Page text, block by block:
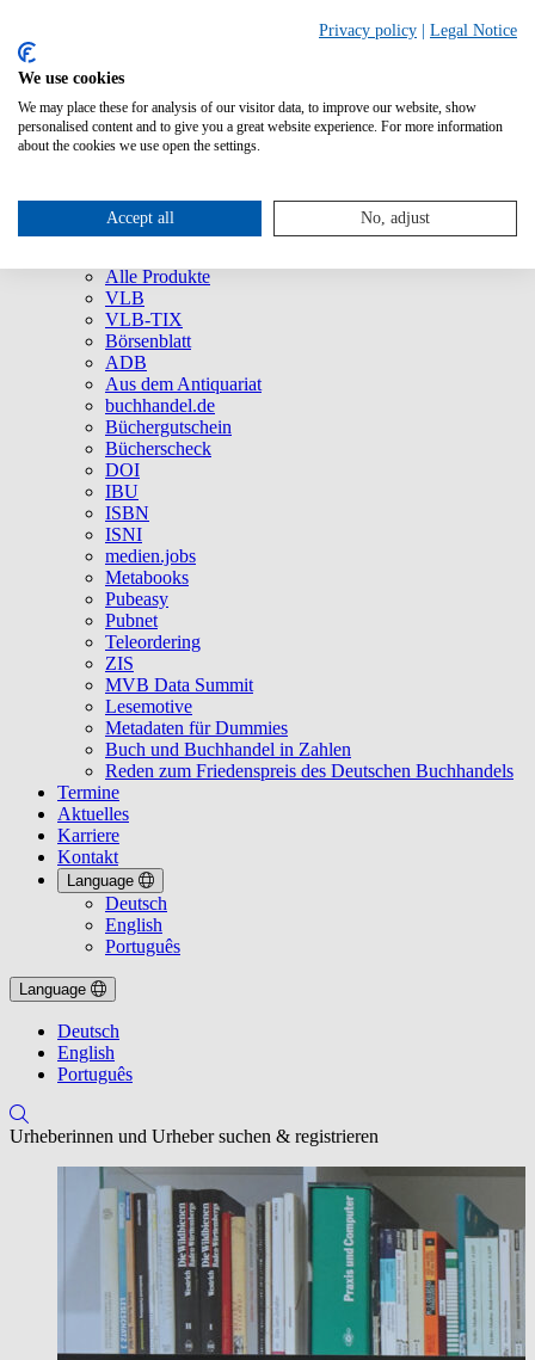
Über uns
Unternehmen
Presse
Service
Alle Produkte
VLB
VLB-TIX
Börsenblatt
ADB
Aus dem Antiquariat
buchhandel.de
Büchergutschein
Bücherscheck
DOI
IBU
ISBN
ISNI
medien.jobs
Metabooks
Pubeasy
Pubnet
Teleordering
ZIS
MVB Data Summit
Lesemotive
Metadaten für Dummies
Buch und Buchhandel in Zahlen
Reden zum Friedenspreis des Deutschen Buchhandels
Termine
Aktuelles
Karriere
Kontakt
Language
Deutsch
English
Português
Language
Deutsch
English
Português
Urheberinnen und Urheber suchen & registrieren
Privacy policy Legal Notice
We use cookies
We may place these for analysis of our visitor data, to improve our website, show
personalised content and to give you a great website experience. For more information
about the cookies we use open the settings.
Accept all No, adjust